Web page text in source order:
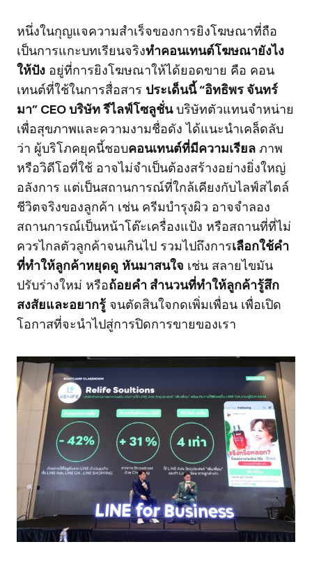
หนึ่งในกุญแจความสำเร็จของการยิงโฆษณาที่ถือ
เป็นการแกะบทเรียนจริงทำคอนเทนต์โฆษณายังไง
ให้ปัง อยู่ที่การยิงโฆษณาให้ได้ยอดขาย คือ คอน
เทนต์ที่ใช้ในการสื่อสาร ประเด็นนี้ “อิทธิพร จันทร์
มา” CEO บริษัท รีไลฟ์โซลูชั่นบริษัทตัวแทนจำหน่าย
เพื่อสุขภาพและความงามชื่อดัง ได้แนะนำเคล็ดลับ
ว่า ผู้บริโภคยุคนี้ชอบคอนเทนต์ที่มีความเรียล ภาพ
หรือวิดีโอที่ใช้ อาจไม่จำเป็นต้องสร้างอย่างยิ่งใหญ่
อลังการ แต่เป็นสถานการณ์ที่ใกล้เคียงกับไลฟ์สไตล์
ชีวิตจริงของลูกค้า เช่น ครีมบำรุงผิว อาจจำลอง
สถานการณ์เป็นหน้าโต๊ะเครื่องแป้ง หรือสถานที่ที่ไม่
ควรไกลตัวลูกค้าจนเกินไป รวมไปถึงการเลือกใช้คำ
ที่ทำให้ลูกค้าหยุดดู หันมาสนใจ เช่น สลายไขมัน
ปรับร่างใหม่ หรือถ้อยคำ สำนวนที่ทำให้ลูกค้ารู้สึก
สงสัยและอยากรู้ จนตัดสินใจกดเพิ่มเพื่อน เพื่อเปิด
โอกาสที่จะนำไปสู่การปิดการขายของเรา